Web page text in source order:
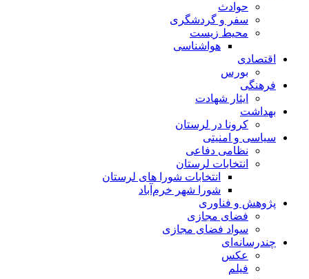
حوادث
سفر و گردشگری
محیط زیست
هواشناسی
اقتصادی
بورس
فرهنگی
ایثار شهادت
بهداشت
کرونا در لرستان
سیاسی و امنیتی
نظامی دفاعی
انتخابات لرستان
انتخابات شورا های لرستان
شورا شهر خرم‌آباد
پژوهش و فناوری
فضای مجازی
سواد فضای مجازی
چندرسانه‌ای
عكس
فیلم